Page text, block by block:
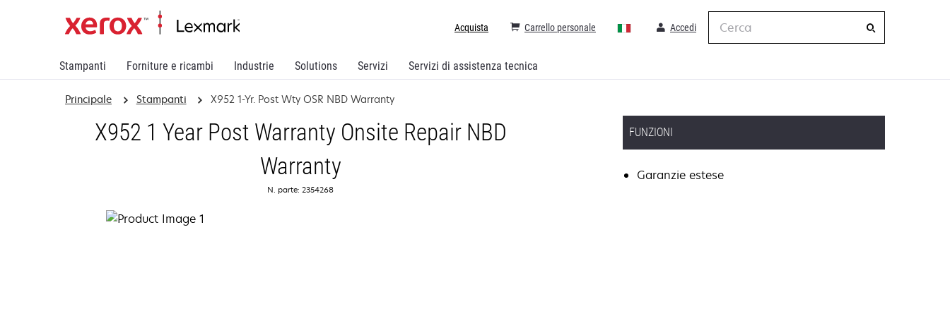
Stampanti Forniture e ricambi Industrie Solutions Servizi Servizi di assistenza tecnica
Accedi
Carrello personale
Acquista
Principale Stampanti X952 1-Yr. Post Wty OSR NBD Warranty
X952 1 Year Post Warranty Onsite Repair NBD
Warranty
N. parte: 2354268
FUNZIONI
Garanzie estese